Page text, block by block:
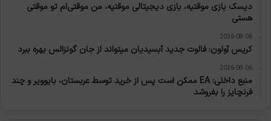
دیسک بازی موقتیه، بازی دیجیتالی موقتیه، من موقتی‌ام تو موقتی
هستی
2026-08-06
کریس آولون: فالوت جدید آبسیدیان میتواند از جان گونزالس بهره ببرد
2026-08-06
منبع داخلی: EA ممکن است پس از خرید توسط عربستان، بایوویر و چند
فرنچایز را بفروشد